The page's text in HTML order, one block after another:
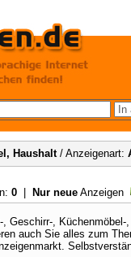
Haushalt/ Anzeigenart:
0 Nur neue Anzeigen
, Geschirr-,
auch Sie alles zum